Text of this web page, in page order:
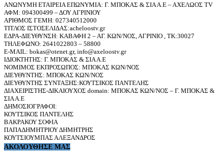
ΑΝΩΝΥΜΗ ΕΤΑΙΡΕΙΑ ΕΠΩΝΥΜΙΑ: Γ. ΜΠΟΚΑΣ & ΣΙΑ Α.Ε – ΑΧΕΛΩΟΣ TV
ΑΦΜ: 094300499 – ΔΟΥ ΑΓΡΙΝΙΟΥ
ΑΡΙΘΜΟΣ ΓΕΜΗ: 027340512000
ΤΙΤΛΟΣ ΙΣΤΟΣΕΛΙΔΑΣ:acheloostv.gr
ΕΔΡΑ-ΔΙΕΥΘΥΝΣΗ: ΚΑΒΑΦΗ 2 – ΑΓ. ΚΩΝ/ΝΟΣ, ΑΓΡΙΝΙΟ , ΤΚ:30027
ΤΗΛΕΦΩΝΟ: 2641022803 – 58800
E-MAIL: bokas@otenet.gr, info@axeloostv.gr
ΙΔΙΟΚΤΗΤΗΣ: Γ. ΜΠΟΚΑΣ & ΣΙΑ Α.Ε
ΝΟΜΙΜΟΣ ΕΚΠΡΟΣΩΠΟΣ: ΜΠΟΚΑΣ ΚΩΝ/ΝΟΣ
ΔΙΕΥΘΥΝΤΗΣ: ΜΠΟΚΑΣ ΚΩΝ/ΝΟΣ
ΔΙΕΥΘΥΝΤΗΣ ΣΥΝΤΑΞΗΣ:ΚΟΥΤΣΙΚΟΣ ΠΑΝΤΕΛΗΣ
ΔΙΑΧΕΙΡΙΣΤΗΣ-ΔΙΚΑΙΟΥΧΟΣ domain: ΜΠΟΚΑΣ ΚΩΝ/ΝΟΣ – Γ. ΜΠΟΚΑΣ &
ΣΙΑ Α.Ε
ΔΗΜΟΣΙΟΓΡΑΦΟΙ:
ΚΟΥΤΣΙΚΟΣ ΠΑΝΤΕΛΗΣ
ΒΑΚΡΑΚΟΥ ΣΟΦΙΑ
ΠΑΠΑΔΗΜΗΤΡΙΟΥ ΔΗΜΗΤΡΗΣ
ΚΟΥΤΣΙΟΥΜΠΑΣ ΑΛΕΞΑΝΔΡΟΣ
ΑΚΟΛΟΥΘΗΣΕ ΜΑΣ